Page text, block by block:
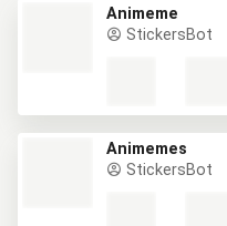
Animeme
StickersBot
Animemes
StickersBot